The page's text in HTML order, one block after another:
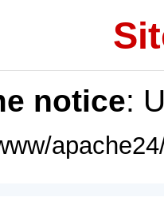
notice: